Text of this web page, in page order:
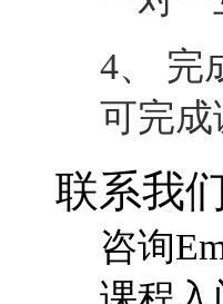
咨询
课程入
供大
咨询